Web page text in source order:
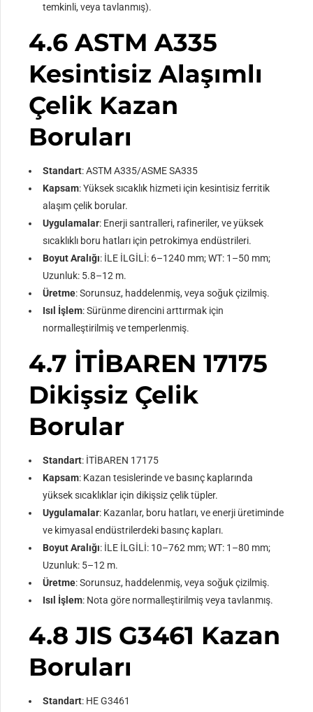
temkinli, veya tavlanmış).
4.6 ASTM A335
Kesintisiz Alaşımlı
Çelik Kazan
Boruları
Standart: ASTM A335/ASME SA335
Kapsam: Yüksek sıcaklık hizmeti için kesintisiz ferritik
alaşım çelik borular.
Uygulamalar: Enerji santralleri, rafineriler, ve yüksek
sıcaklıklı boru hatları için petrokimya endüstrileri.
Boyut Aralığı: İLE İLGİLİ: 6–1240 mm; WT: 1–50 mm;
Uzunluk: 5.8–12 m.
Üretme: Sorunsuz, haddelenmiş, veya soğuk çizilmiş.
Isıl İşlem: Sürünme direncini arttırmak için
normalleştirilmiş ve temperlenmiş.
4.7 İTİBAREN 17175
Dikişsiz Çelik
Borular
Standart: İTİBAREN 17175
Kapsam: Kazan tesislerinde ve basınç kaplarında
yüksek sıcaklıklar için dikişsiz çelik tüpler.
Uygulamalar: Kazanlar, boru hatları, ve enerji üretiminde
ve kimyasal endüstrilerdeki basınç kapları.
Boyut Aralığı: İLE İLGİLİ: 10–762 mm; WT: 1–80 mm;
Uzunluk: 5–12 m.
Üretme: Sorunsuz, haddelenmiş, veya soğuk çizilmiş.
Isıl İşlem: Nota göre normalleştirilmiş veya tavlanmış.
4.8 JIS G3461 Kazan
Boruları
Standart: HE G3461